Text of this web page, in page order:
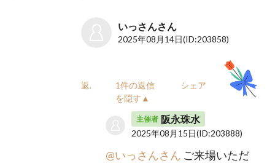
いっさんさん
2025年08月14日(ID:203858)
返信
1件の返信
を隠す▲
シェア
主催者 阪永珠水
2025年08月15日(ID:203888)
@いっさんさん ご来場いただ